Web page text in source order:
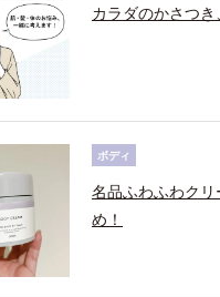
カラダのかさつ
ボディ
名品ふわふわク
め！